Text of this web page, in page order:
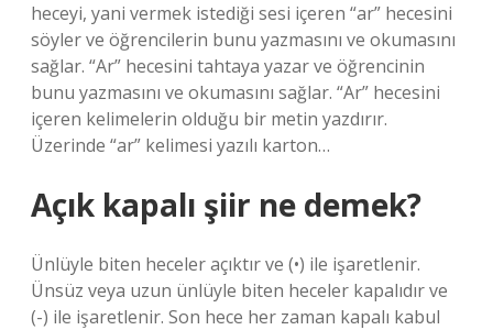
heceyi, yani vermek istediği sesi içeren “ar” hecesini
söyler ve öğrencilerin bunu yazmasını ve okumasını
sağlar. “Ar” hecesini tahtaya yazar ve öğrencinin
bunu yazmasını ve okumasını sağlar. “Ar” hecesini
içeren kelimelerin olduğu bir metin yazdırır.
Üzerinde “ar” kelimesi yazılı karton…
Açık kapalı şiir ne demek?
Ünlüyle biten heceler açıktır ve (•) ile işaretlenir.
Ünsüz veya uzun ünlüyle biten heceler kapalıdır ve
(-) ile işaretlenir. Son hece her zaman kapalı kabul